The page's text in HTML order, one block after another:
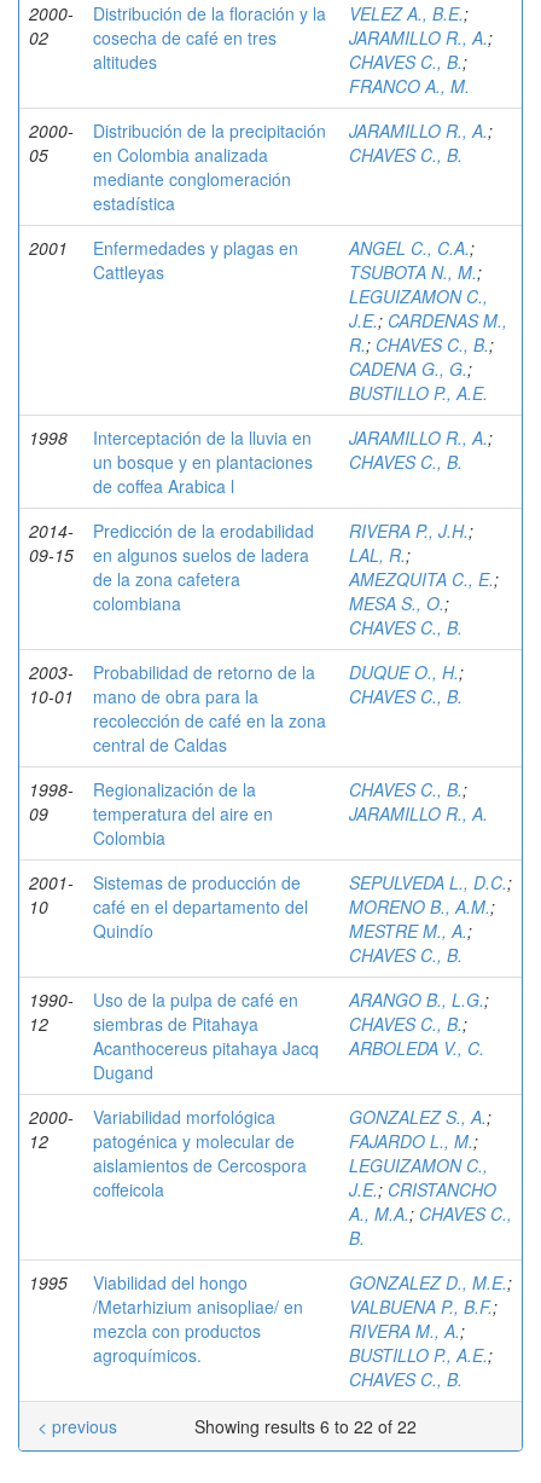
2000-
02
Distribución de la floración y la
cosecha de café en tres
altitudes
VELEZ A., B.E.;
JARAMILLO R., A.;
CHAVES C., B.;
FRANCO A., M.
2000-
05
Distribución de la precipitación
en Colombia analizada
mediante conglomeración
estadística
JARAMILLO R., A.;
CHAVES C., B.
2001
Enfermedades y plagas en
Cattleyas
ANGEL C., C.A.;
TSUBOTA N., M.;
LEGUIZAMON C.,
J.E.; CARDENAS M.,
R.; CHAVES C., B.;
CADENA G., G.;
BUSTILLO P., A.E.
1998
Interceptación de la lluvia en
un bosque y en plantaciones
de coffea Arabica l
JARAMILLO R., A.;
CHAVES C., B.
2014-
09-15
Predicción de la erodabilidad
en algunos suelos de ladera
de la zona cafetera
colombiana
RIVERA P., J.H.;
LAL, R.;
AMEZQUITA C., E.;
MESA S., O.;
CHAVES C., B.
2003-
10-01
Probabilidad de retorno de la
mano de obra para la
recolección de café en la zona
central de Caldas
DUQUE O., H.;
CHAVES C., B.
1998-
09
Regionalización de la
temperatura del aire en
Colombia
CHAVES C., B.;
JARAMILLO R., A.
2001-
10
Sistemas de producción de
café en el departamento del
Quindío
SEPULVEDA L., D.C.;
MORENO B., A.M.;
MESTRE M., A.;
CHAVES C., B.
1990-
12
Uso de la pulpa de café en
siembras de Pitahaya
Acanthocereus pitahaya Jacq
Dugand
ARANGO B., L.G.;
CHAVES C., B.;
ARBOLEDA V., C.
2000-
12
Variabilidad morfológica
patogénica y molecular de
aislamientos de Cercospora
coffeicola
GONZALEZ S., A.;
FAJARDO L., M.;
LEGUIZAMON C.,
J.E.; CRISTANCHO
A., M.A.; CHAVES C.,
B.
1995
Viabilidad del hongo
/Metarhizium anisopliae/ en
mezcla con productos
agroquímicos.
GONZALEZ D., M.E.;
VALBUENA P., B.F.;
RIVERA M., A.;
BUSTILLO P., A.E.;
CHAVES C., B.
Showing results 6 to 22 of 22
< previous